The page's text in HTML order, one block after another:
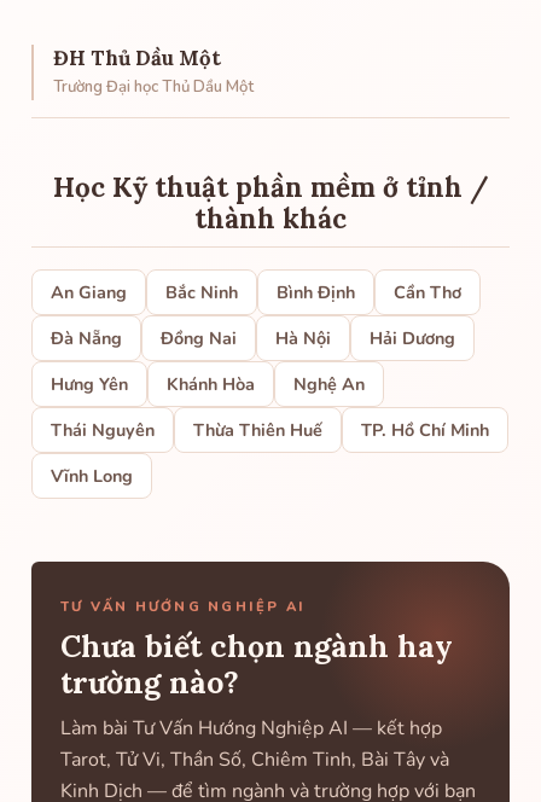
ĐH Thủ Dầu Một
Trường Đại học Thủ Dầu Một
Học Kỹ thuật phần mềm ở tỉnh /
thành khác
An Giang Bắc Ninh Bình Định
Cần Thơ
Đà Nẵng
Đồng Nai Hà Nội
Hải Dương
Hưng Yên
Khánh Hòa
Nghệ An
Thái Nguyên
Thừa Thiên Huế
TP. Hồ Chí Minh
Vĩnh Long
TƯ VẤN HƯỚNG NGHIỆP AI
Chưa biết chọn ngành hay
trường nào?
Làm bài Tư Vấn Hướng Nghiệp AI — kết hợp
Tarot, Tử Vi, Thần Số, Chiêm Tinh, Bài Tây và
Kinh Dịch — để tìm ngành và trường hợp với bạn